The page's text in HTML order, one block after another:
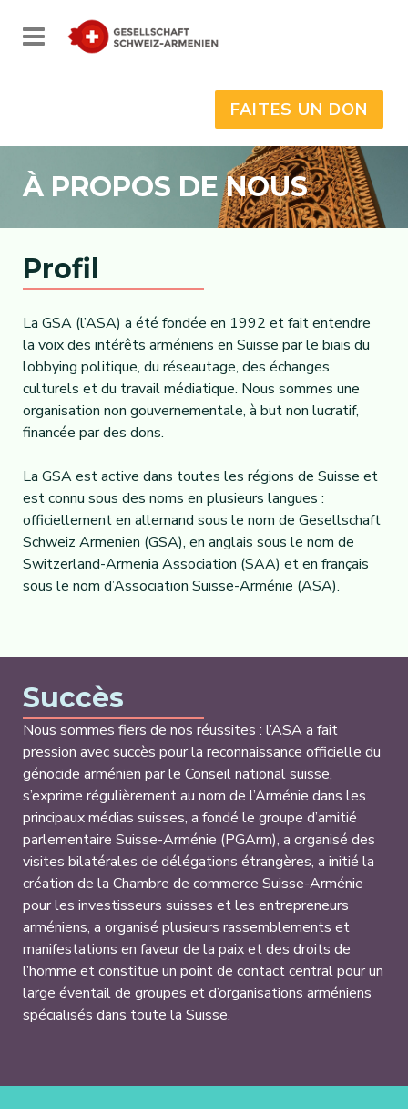
FAITES UN DON
À PROPOS DE NOUS
Profil
La GSA (l’ASA) a été fondée en 1992 et fait entendre
la voix des intérêts arméniens en Suisse par le biais du
lobbying politique, du réseautage, des échanges
culturels et du travail médiatique. Nous sommes une
organisation non gouvernementale, à but non lucratif,
financée par des dons.
La GSA est active dans toutes les régions de Suisse et
est connu sous des noms en plusieurs langues :
officiellement en allemand sous le nom de Gesellschaft
Schweiz Armenien (GSA), en anglais sous le nom de
Switzerland-Armenia Association (SAA) et en français
sous le nom d’Association Suisse-Arménie (ASA).
Succès
Nous sommes fiers de nos réussites : l’ASA a fait
pression avec succès pour la reconnaissance officielle du
génocide arménien par le Conseil national suisse,
s’exprime régulièrement au nom de l’Arménie dans les
principaux médias suisses, a fondé le groupe d’amitié
parlementaire Suisse-Arménie (PGArm), a organisé des
visites bilatérales de délégations étrangères, a initié la
création de la Chambre de commerce Suisse-Arménie
pour les investisseurs suisses et les entrepreneurs
arméniens, a organisé plusieurs rassemblements et
manifestations en faveur de la paix et des droits de
l’homme et constitue un point de contact central pour un
large éventail de groupes et d’organisations arméniens
spécialisés dans toute la Suisse.